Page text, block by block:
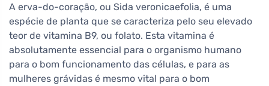
A erva-do-coração, ou Sida veronicaefolia, é uma
espécie de planta que se caracteriza pelo seu elevado
teor de vitamina B9, ou folato. Esta vitamina é
absolutamente essencial para o organismo humano
para o bom funcionamento das células, e para as
mulheres grávidas é mesmo vital para o bom